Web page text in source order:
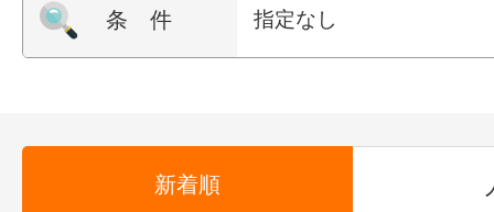
条 件 指定なし
新着順